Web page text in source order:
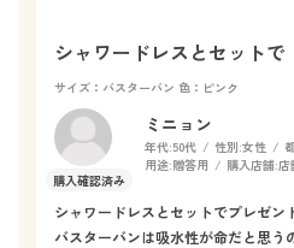
シャワードレスとセットで
サイズ：バスターバン 色：ピンク
ミニョン
年代:50代 性別:女性
用途:贈答用 購入店舗:店
シャワードレスとセットでプレゼン
バスターバンは吸水性が命だと思う